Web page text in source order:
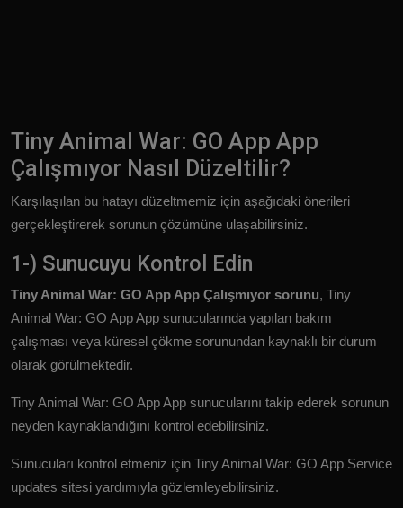
Tiny Animal War: GO App App
Çalışmıyor Nasıl Düzeltilir?
Karşılaşılan bu hatayı düzeltmemiz için aşağıdaki önerileri
gerçekleştirerek sorunun çözümüne ulaşabilirsiniz.
1-) Sunucuyu Kontrol Edin
Tiny Animal War: GO App App Çalışmıyor sorunu, Tiny
Animal War: GO App App sunucularında yapılan bakım
çalışması veya küresel çökme sorunundan kaynaklı bir durum
olarak görülmektedir.
Tiny Animal War: GO App App sunucularını takip ederek sorunun
neyden kaynaklandığını kontrol edebilirsiniz.
Sunucuları kontrol etmeniz için Tiny Animal War: GO App Service
updates sitesi yardımıyla gözlemleyebilirsiniz.